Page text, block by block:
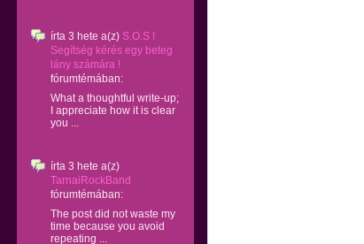
írta 3 hete a(z) S.O.S !
Segítség kérés egy beteg
lány számára !
fórumtémában:
What a thoughtful write-up;
I appreciate how it is clear
you ...
írta 3 hete a(z)
TarnaiRockBand
fórumtémában:
The post did not waste my
time because you avoid
repeating ...